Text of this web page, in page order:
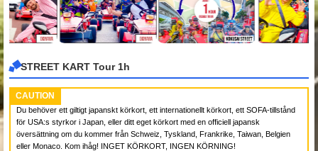
STREET KART Tour 1h
CAUTION
Du behöver ett giltigt japanskt körkort, ett internationellt körkort, ett SOFA-tillstånd
för USA:s styrkor i Japan, eller ditt eget körkort med en officiell japansk
översättning om du kommer från Schweiz, Tyskland, Frankrike, Taiwan, Belgien
eller Monaco. Kom ihåg! INGET KÖRKORT, INGEN KÖRNING!